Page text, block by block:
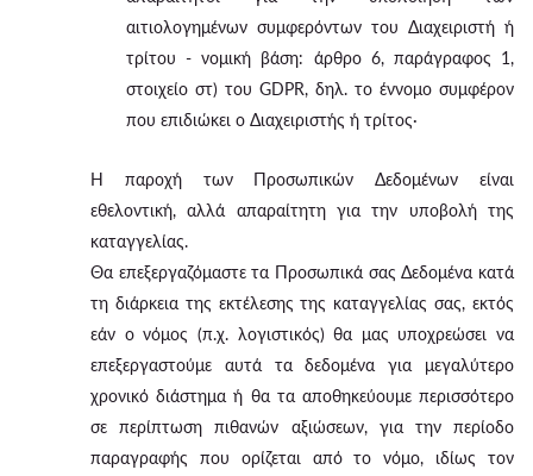
αιτιολογημένων συμφερόντων του Διαχειριστή ή
τρίτου - νομική βάση: άρθρο 6, παράγραφος 1,
στοιχείο στ) του GDPR, δηλ. το έννομο συμφέρον
που επιδιώκει ο Διαχειριστής ή τρίτος·
Η παροχή των Προσωπικών Δεδομένων είναι
εθελοντική, αλλά απαραίτητη για την υποβολή της
καταγγελίας.
Θα επεξεργαζόμαστε τα Προσωπικά σας Δεδομένα κατά
τη διάρκεια της εκτέλεσης της καταγγελίας σας, εκτός
εάν ο νόμος (π.χ. λογιστικός) θα μας υποχρεώσει να
επεξεργαστούμε αυτά τα δεδομένα για μεγαλύτερο
χρονικό διάστημα ή θα τα αποθηκεύουμε περισσότερο
σε περίπτωση πιθανών αξιώσεων, για την περίοδο
παραγραφής που ορίζεται από το νόμο, ιδίως τον